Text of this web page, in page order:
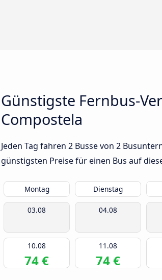
Günstigste Fernbus-
Compostela
Jeden Tag fahren 2 Busse von 2
günstigsten Preise für einen Bus auf
Montag Dienstag
03.08 04.08
10.08
74 €
11.08
74 €